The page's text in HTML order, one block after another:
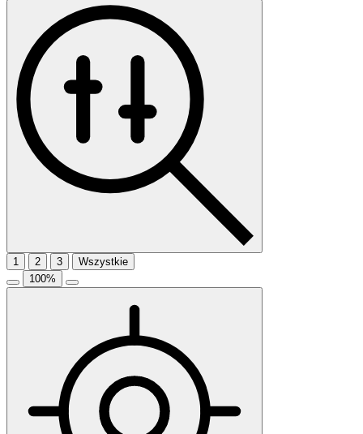
1 2 3
Wszystkie
100%